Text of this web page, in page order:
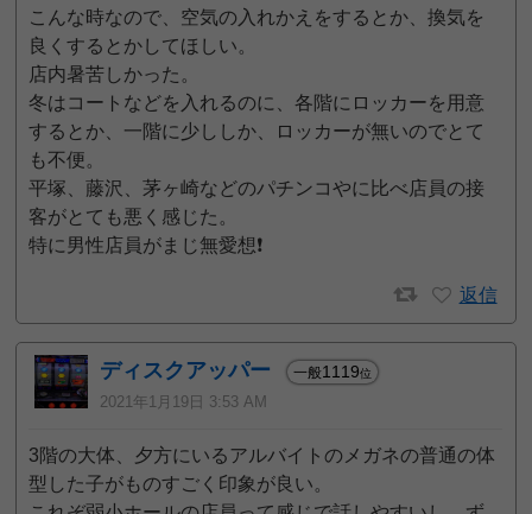
こんな時なので、空気の入れかえをするとか、換気を
良くするとかしてほしい。
店内暑苦しかった。
冬はコートなどを入れるのに、各階にロッカーを用意
するとか、一階に少ししか、ロッカーが無いのでとて
も不便。
平塚、藤沢、茅ヶ崎などのパチンコやに比べ店員の接
客がとても悪く感じた。
特に男性店員がまじ無愛想❗️
返信
ディスクアッパー 一般1119位
2021年1月19日 3:53 AM
3階の大体、夕方にいるアルバイトのメガネの普通の体
型した子がものすごく印象が良い。